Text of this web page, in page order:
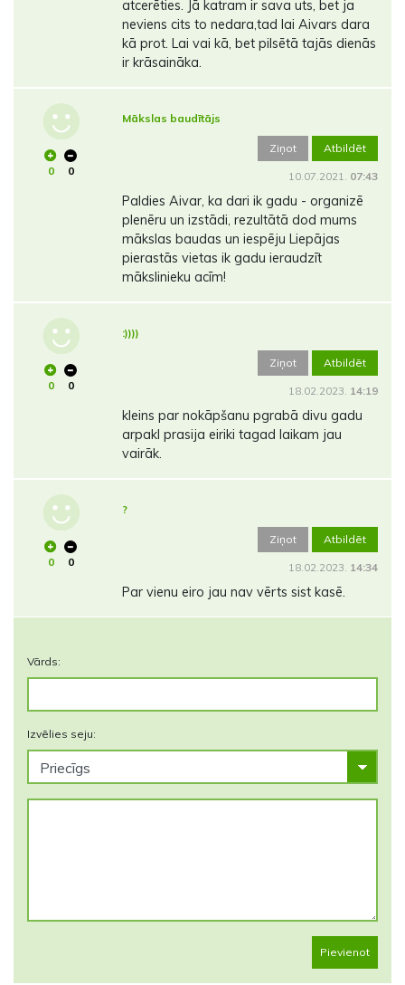
atcerēties. Jā katram ir sava uts, bet ja
neviens cits to nedara,tad lai Aivars dara
kā prot. Lai vai kā, bet pilsētā tajās dienās
ir krāsaināka.
0 0
Mākslas baudītājs
Ziņot Atbildēt
10.07.2021. 07:43
Paldies Aivar, ka dari ik gadu - organizē
plenēru un izstādi, rezultātā dod mums
mākslas baudas un iespēju Liepājas
pierastās vietas ik gadu ieraudzīt
mākslinieku acīm!
0 0
:))))
Ziņot Atbildēt
18.02.2023. 14:19
kleins par nokāpšanu pgrabā divu gadu
arpakl prasija eiriki tagad laikam jau
vairāk.
0 0
?
Ziņot Atbildēt
18.02.2023. 14:34
Par vienu eiro jau nav vērts sist kasē.
Vārds:
Izvēlies seju:
Pievienot